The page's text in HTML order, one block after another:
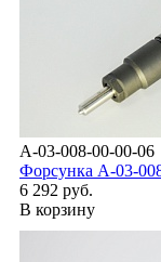
A-03-008-00-00-06
Форсунка А-03-
6 292 руб.
В корзину